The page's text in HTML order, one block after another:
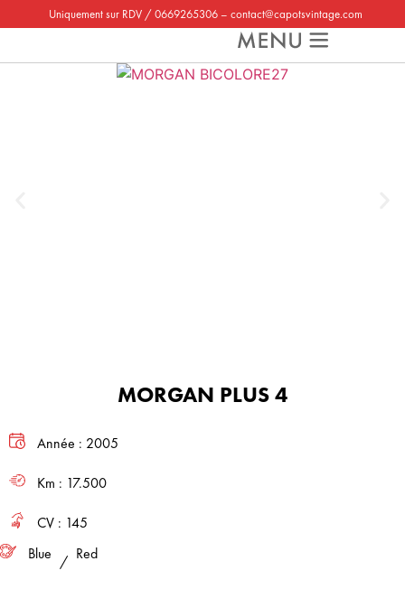
Uniquement sur RDV /0669265306– contact@capotsvintage.com
MORGAN PLUS 4
Année : 2005
Km : 17.500
CV : 145
Blue / Red